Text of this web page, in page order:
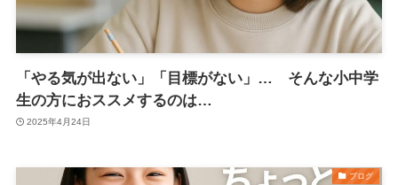
「やる気が出ない」「目標がない」… そんな小中学
生の方におススメするのは…
2025年4月24日
ブログ